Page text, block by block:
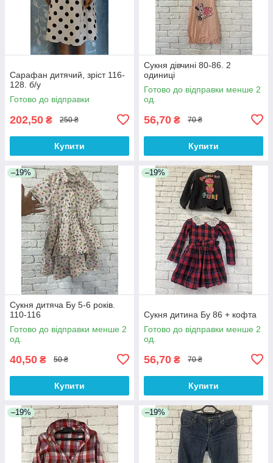
Сарафан дитячий, зріст 116-
128. б/у
Готово до відправки
202,50 ₴ 250 ₴
Купити
Сукня дівчині 80-86. 2
одиниці
Готово до відправки менше 2
од.
56,70 ₴ 70 ₴
Купити
–19%
Сукня дитяча Бу 5-6 років.
110-116
Готово до відправки менше 2
од.
40,50 ₴ 50 ₴
Купити
–19%
Сукня дитина Бу 86 + кофта
Готово до відправки менше 2
од.
56,70 ₴ 70 ₴
Купити
–19% –19%